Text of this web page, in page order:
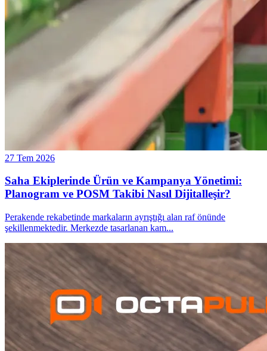
27 Tem 2026
Saha Ekiplerinde Ürün ve Kampanya Yönetimi:
Planogram ve POSM Takibi Nasıl Dijitalleşir?
Perakende rekabetinde markaların ayrıştığı alan raf önünde
şekillenmektedir. Merkezde tasarlanan kam...